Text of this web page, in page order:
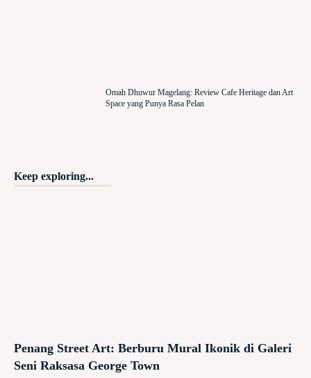
Omah Dhuwur Magelang: Review Cafe Heritage dan Art
Space yang Punya Rasa Pelan
Keep exploring...
Penang Street Art: Berburu Mural Ikonik di Galeri
Seni Raksasa George Town